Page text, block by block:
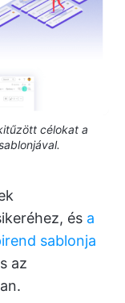
célokat a
és a
sablonja
az